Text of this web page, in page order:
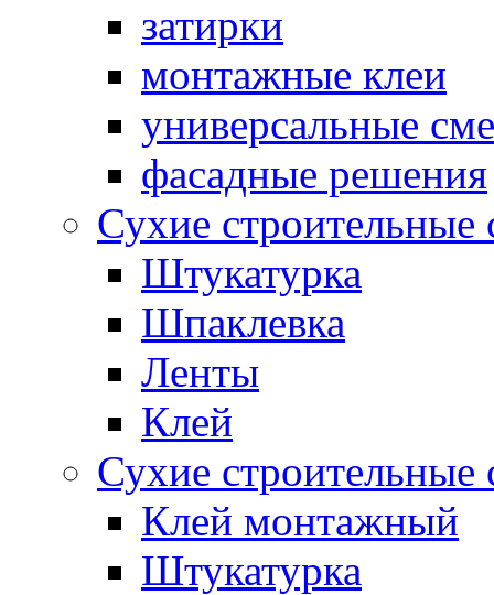
затирки
монтажные клеи
универсальные
фасадные решения
Сухие
Штукатурка
Шпаклевка
Ленты
Клей
Сухие
Клей монтажный
Штукатурка